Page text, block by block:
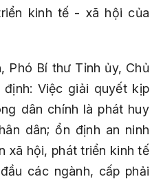
kinh tế - xã hội của
Phó Bí thư Tỉnh ủy, Chủ
Việc giải quyết kịp
dân chính là phát huy
dân; ổn định an ninh
xã hội, phát triển kinh tế
các ngành, cấp phải